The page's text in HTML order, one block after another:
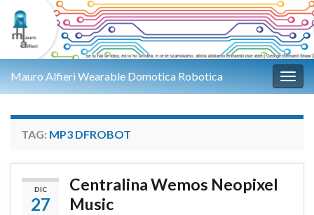
Mauro Alfieri Wearable Domotica Robotica
TAG: MP3 DFROBOT
DIC
27
Centralina Wemos Neopixel
Music